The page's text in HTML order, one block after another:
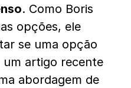
. Como Boris
opções, ele
se uma opção
um artigo recente
abordagem de